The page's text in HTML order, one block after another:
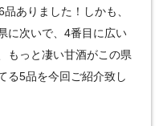
ありました！しかも、
に次いで、4番目に広い
もっと凄い甘酒がこの県
る5品を今回ご紹介致し